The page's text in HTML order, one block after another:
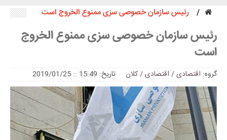
رئیس سازمان خصوصی سزی ممنوع الخروج است
رئیس سازمان خصوصی سزی ممنوع الخروج
است
گروه: اقتصادی/ اقتصادی / کلان تاریخ: 15:49 :: 2019/01/25